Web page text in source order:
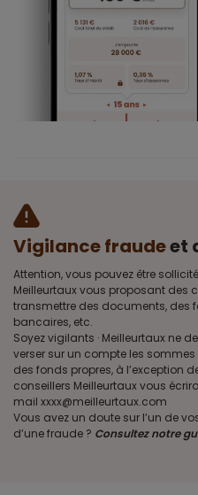
Vigilance fraudeet
Attention, vous pouvez être
Meilleurtaux vous proposant
transmettre des documents, des
bancaires, etc.
Soyez vigilants · Meilleurtaux ne
verser sur un compte les
des fonds propres, à l’exception
conseillers Meilleurtaux vous
mail xxxx@meilleurtaux.com
Vous avez un doute sur l’un de
d’une fraude ? Consultez notre